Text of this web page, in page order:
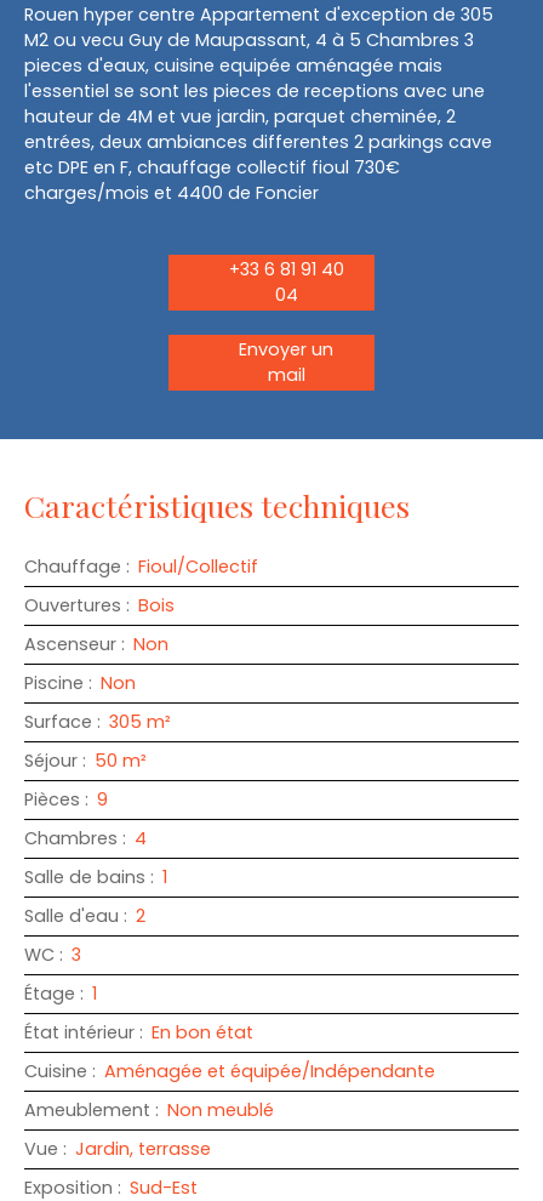
Rouen hyper centre Appartement d'exception de 305
M2 ou vecu Guy de Maupassant, 4 à 5 Chambres 3
pieces d'eaux, cuisine equipée aménagée mais
l'essentiel se sont les pieces de receptions avec une
hauteur de 4M et vue jardin, parquet cheminée, 2
entrées, deux ambiances differentes 2 parkings cave
etc DPE en F, chauffage collectif fioul 730€
charges/mois et 4400 de Foncier
+33 6 81 91 40
04
Envoyer un
mail
Caractéristiques techniques
Chauffage : Fioul/Collectif
Ouvertures : Bois
Ascenseur : Non
Piscine : Non
Surface : 305 m²
Séjour : 50 m²
Pièces : 9
Chambres : 4
Salle de bains : 1
Salle d'eau : 2
WC : 3
Étage : 1
État intérieur : En bon état
Cuisine : Aménagée et équipée/Indépendante
Ameublement : Non meublé
Vue : Jardin, terrasse
Exposition : Sud-Est